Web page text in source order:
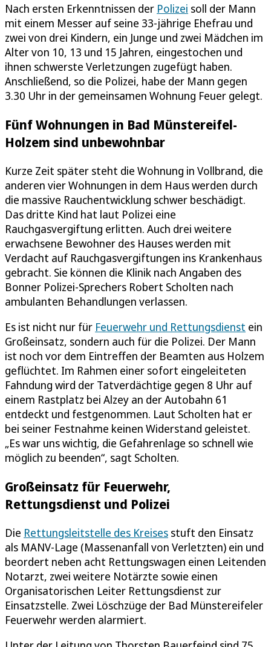
Nach ersten Erkenntnissen der Polizei soll der Mann
mit einem Messer auf seine 33-jährige Ehefrau und
zwei von drei Kindern, ein Junge und zwei Mädchen im
Alter von 10, 13 und 15 Jahren, eingestochen und
ihnen schwerste Verletzungen zugefügt haben.
Anschließend, so die Polizei, habe der Mann gegen
3.30 Uhr in der gemeinsamen Wohnung Feuer gelegt.
Fünf Wohnungen in Bad Münstereifel-
Holzem sind unbewohnbar
Kurze Zeit später steht die Wohnung in Vollbrand, die
anderen vier Wohnungen in dem Haus werden durch
die massive Rauchentwicklung schwer beschädigt.
Das dritte Kind hat laut Polizei eine
Rauchgasvergiftung erlitten. Auch drei weitere
erwachsene Bewohner des Hauses werden mit
Verdacht auf Rauchgasvergiftungen ins Krankenhaus
gebracht. Sie können die Klinik nach Angaben des
Bonner Polizei-Sprechers Robert Scholten nach
ambulanten Behandlungen verlassen.
Es ist nicht nur für Feuerwehr und Rettungsdienst ein
Großeinsatz, sondern auch für die Polizei. Der Mann
ist noch vor dem Eintreffen der Beamten aus Holzem
geflüchtet. Im Rahmen einer sofort eingeleiteten
Fahndung wird der Tatverdächtige gegen 8 Uhr auf
einem Rastplatz bei Alzey an der Autobahn 61
entdeckt und festgenommen. Laut Scholten hat er
bei seiner Festnahme keinen Widerstand geleistet.
„Es war uns wichtig, die Gefahrenlage so schnell wie
möglich zu beenden“, sagt Scholten.
Großeinsatz für Feuerwehr,
Rettungsdienst und Polizei
Die Rettungsleitstelle des Kreises stuft den Einsatz
als MANV-Lage (Massenanfall von Verletzten) ein und
beordert neben acht Rettungswagen einen Leitenden
Notarzt, zwei weitere Notärzte sowie einen
Organisatorischen Leiter Rettungsdienst zur
Einsatzstelle. Zwei Löschzüge der Bad Münstereifeler
Feuerwehr werden alarmiert.